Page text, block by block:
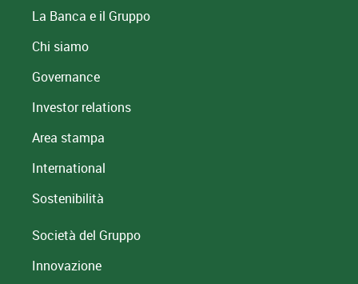
La Banca e il Gruppo
Chi siamo
Governance
Investor relations
Area stampa
International
Sostenibilità
Società del Gruppo
Innovazione